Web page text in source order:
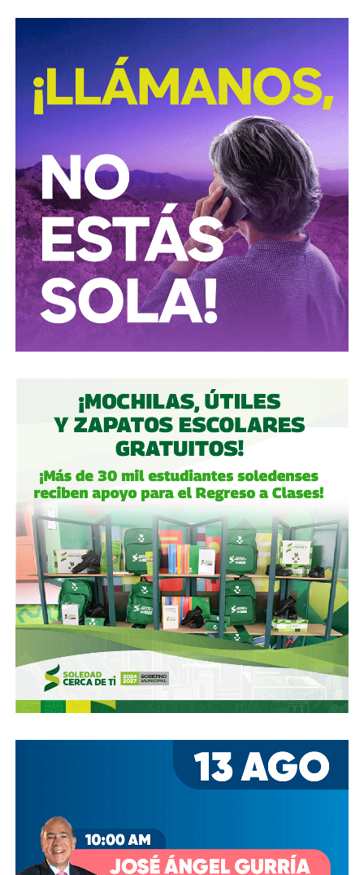
David Martínez es apodado coloquialmente como “El
Fantasma de Wall Street
”, y ha adquirido un poder
inmenso en Latinoamérica, especialmente en Argentina,
donde ha servido como negociador para la deuda nacional
y en 2017, fue considerado por Forbes como el hombre
más rico de dicho país. El regiomontano tiene un historial
documentado de tomar control de empresas en
dificultades financieras a partir de deuda: lo hizo con la
textilera CYDSA en los años 90, con la vidriera Vitro entre
2009 y 2012, y con las ya mencionadas Empresas ICA
desde 2016.
Algo similar realizó en 2020 conGrupo Aeroportuario
garantizaban el control de la aeroportuaria y luego
concretó una oferta pública con la que en julio de 2021,
alcanzó el 30.1% de participación económica, suficiente
para mantener el control hasta que lo vendieron a la
francesa Vinci Airports en 2022 (El Economista, dic. 2020
y jul. 2021; Folleto Informativo Definitivo, Bolsa Mexicana
de Valores, may. 2021).
Si bien todos estos empresarios se han aliado en otras
ocasiones (en 2017 ganaron la licitación para construir
el ahora cancelado Aeropuerto de Texcoco ),cuando
se otorgó la concesión para la administración de El
Realito, ni Slim ni Martínez ni los copresidentes de
Televisa tenían sus actuales injerencias en Aquos
lo que se podría decir que ésta fue heredada, y acabó
dejando el control de la presa en las manos de cuatro de
los hombres más poderosos del país.
modificar el contrato se han hecho sin haber
: en agosto de 2018, la Comisión Estatal del
afectados y una queja de oficio de la Comisión Estatal de
Derechos Humanos; en abril de 2023, el entonces
presidenteAndrés Manuel López Obradorrespondió a